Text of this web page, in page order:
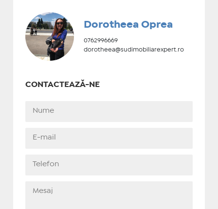
Dorotheea Oprea
0762996669
dorotheea@sudimobiliarexpert.ro
CONTACTEAZĂ-NE